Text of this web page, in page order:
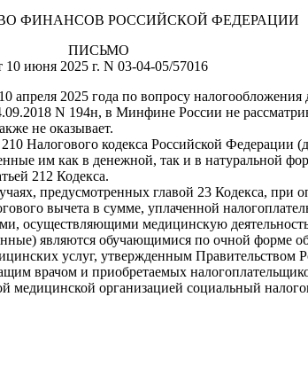
ФИНАНСОВ РОССИЙСКОЙ ФЕДЕРАЦИИ
ПИСЬМО
10 июня 2025 г. N 03-04-05/57016
2025 года по вопросу налогообложения
N 194н, в Минфине России не
не оказывает.
Налогового кодекса Российской
им как в денежной, так и в натуральной
212 Кодекса.
предусмотренных главой 23 Кодекса, при
вычета в сумме, уплаченной
медицинскую
являются обучающимися по очной форме
услуг, утвержденным Правительством
врачом и приобретаемых
организацией социальный